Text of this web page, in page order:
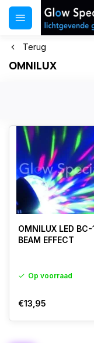
Terug
OMNILUX
OMNILUX LED
BEAM EFFECT
Op voorraad
€13,95